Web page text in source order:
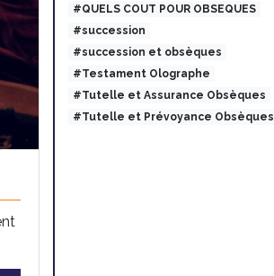
#QUELS COUT POUR OBSEQUES
#succession
#succession et obsèques
#Testament Olographe
#Tutelle et Assurance Obsèques
#Tutelle et Prévoyance Obsèques